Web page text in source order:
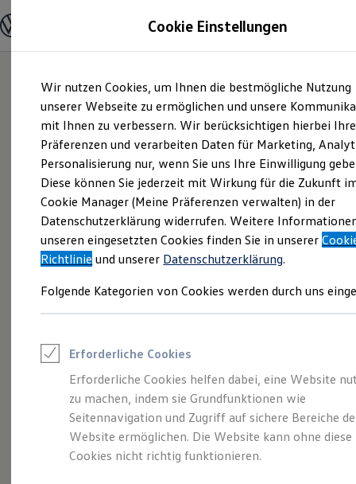
Hauptinhalt
springen
Footer
springen
Modelle und Konfigurator
Modelle vergleichen
Elektroautos
ENERGY Sondermodelle
Nutzfahrzeuge
SUV und CUV
Familienautos
Kombis
Kompaktwagen
Sportwagen
Schnell verfügbare Fahrzeuge
Angebote und Produkte
Aktuelle Angebote
E-Auto-Förderung
Volkswagen Marktplatz
Junge Gebrauchtwagen und Gebrauchtwagen
Saisonangebote
Leasing
Leasing-Angebote
Gebrauchtwagen Leasing
Junge Gebrauchtwagen-Leasing
Elektroauto Leasing
Kleinwagen-Leasing
Leasing ohne Anzahlung
Abenteuer Leben. Der
Tiguan.
Cookie Einstellungen
Wir nutzen Cookies, um Ihnen die bestmögliche Nutzung
unserer Webseite zu ermöglichen und unsere
mit Ihnen zu verbessern. Wir berücksichtigen hierbei Ihre
Präferenzen und verarbeiten Daten für Marketing,
Personalisierung nur, wenn Sie uns Ihre Einwilligung
Diese können Sie jederzeit mit Wirkung für die Zukunft
Cookie Manager (Meine Präferenzen verwalten) in der
Datenschutzerklärung widerrufen. Weitere
unseren eingesetzten Cookies finden Sie in unserer
Richtlinie und unserer Datenschutzerklärung.
Folgende Kategorien von Cookies werden durch uns
Erforderliche Cookies
Erforderliche Cookies helfen dabei, eine Website
zu machen, indem sie Grundfunktionen wie
Seitennavigation und Zugriff auf sichere Bereiche
Website ermöglichen. Die Website kann ohne diese
Cookies nicht richtig funktionieren.